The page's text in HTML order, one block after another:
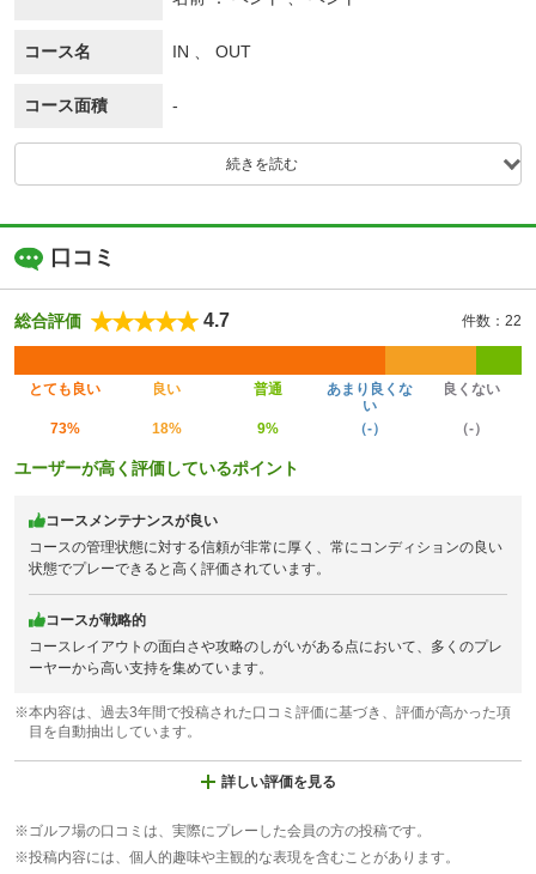
コース名 IN 、 OUT
コース面積 -
続きを読む
口コミ
総合評価 4.7 件数：22
とても良い 良い 普通
あまり良くな
い
良くない
73% 18% 9% （-） （-）
ユーザーが高く評価しているポイント
コースメンテナンスが良い
コースの管理状態に対する信頼が非常に厚く、常にコンディションの良い
状態でプレーできると高く評価されています。
コースが戦略的
コースレイアウトの面白さや攻略のしがいがある点において、多くのプレ
ーヤーから高い支持を集めています。
※本内容は、過去3年間で投稿された口コミ評価に基づき、評価が高かった項
目を自動抽出しています。
詳しい評価を見る
※ゴルフ場の口コミは、実際にプレーした会員の方の投稿です。
※投稿内容には、個人的趣味や主観的な表現を含むことがあります。